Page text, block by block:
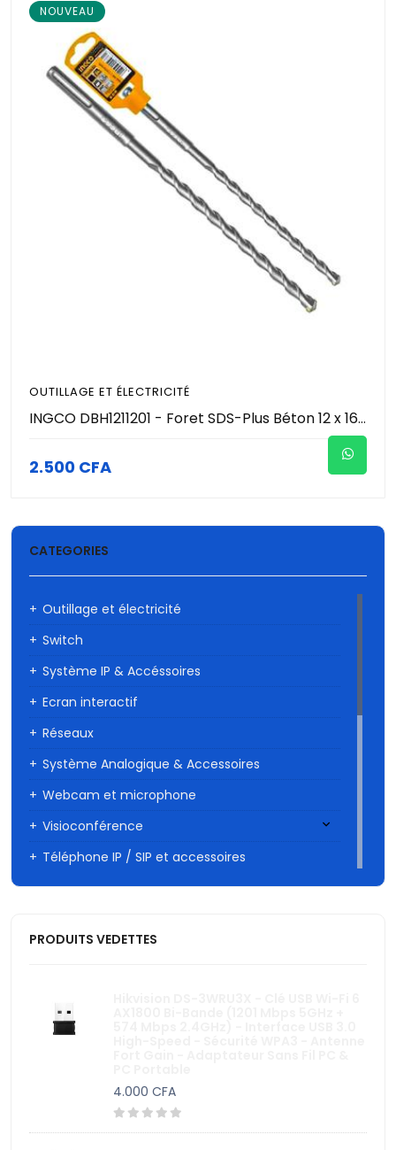
NOUVEAU
OUTILLAGE ET ÉLECTRICITÉ
INGCO DBH1211201 - Foret SDS-Plus Béton 12 x 160 mm - Pointe Carbure de Tungstène - Double Hélice - Perforation Maçonnerie & Béton Pro
2.500 CFA
CATEGORIES
Outillage et électricité
Switch
Système IP & Accéssoires
Ecran interactif
Réseaux
Système Analogique & Accessoires
Webcam et microphone
Visioconférence
Téléphone IP / SIP et accessoires
Caméra Wi-fi
Autres
Interphone et visiophone
Accessoires et réseaux
PRODUITS VEDETTES
4.000 CFA